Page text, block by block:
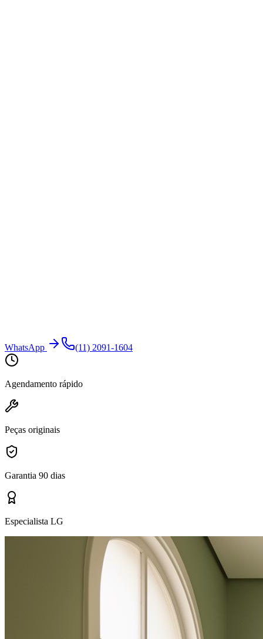
WhatsApp (11) 2091-1604
Agendamento rápido
Peças originais
Garantia 90 dias
Especialista LG